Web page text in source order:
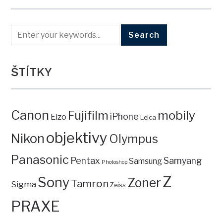
ŠTÍTKY
Canon Eizo Fujifilm iPhone Leica mobily
Nikon objektivy Olympus
Panasonic Pentax Photoshop SamsungSamyang
Sigma SonyTamron Zeiss ZonerZ
PRAXE